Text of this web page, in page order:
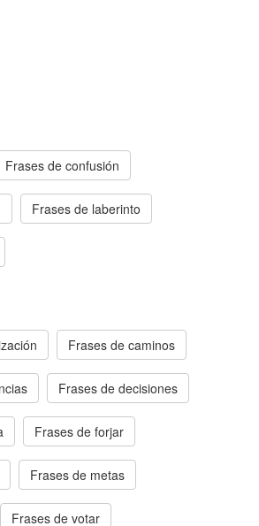
Frases de confusión
Frases de laberinto
Frases de caminos
Frases de decisiones
Frases de forjar
Frases de metas
Frases de votar